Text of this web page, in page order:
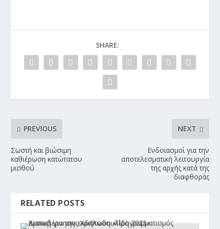
SHARE:
PREVIOUS
Σωστή και βιώσιμη
καθιέρωση κατώτατου
μισθού
NEXT
Ενδοιασμοί για την
αποτελεσματική λειτουργία
της αρχής κατά της
διαφθοράς
RELATED POSTS